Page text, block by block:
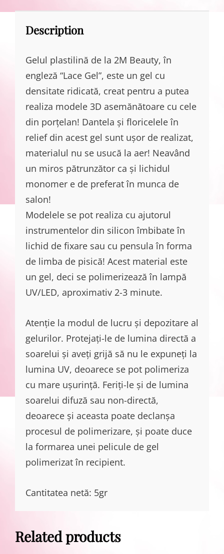
Description
Gelul plastilină de la 2M Beauty, în
engleză “Lace Gel”, este un gel cu
densitate ridicată, creat pentru a putea
realiza modele 3D asemănătoare cu cele
din porțelan! Dantela și floricelele în
relief din acest gel sunt ușor de realizat,
materialul nu se usucă la aer! Neavând
un miros pătrunzător ca și lichidul
monomer e de preferat în munca de
salon!
Modelele se pot realiza cu ajutorul
instrumentelor din silicon îmbibate în
lichid de fixare sau cu pensula în forma
de limba de pisică! Acest material este
un gel, deci se polimerizează în lampă
UV/LED, aproximativ 2-3 minute.
Atenție la modul de lucru și depozitare al
gelurilor. Protejați-le de lumina directă a
soarelui și aveți grijă să nu le expuneți la
lumina UV, deoarece se pot polimeriza
cu mare ușurință. Feriți-le și de lumina
soarelui difuză sau non-directă,
deoarece și aceasta poate declanșa
procesul de polimerizare, și poate duce
la formarea unei pelicule de gel
polimerizat în recipient.
Cantitatea netă: 5gr
Related products